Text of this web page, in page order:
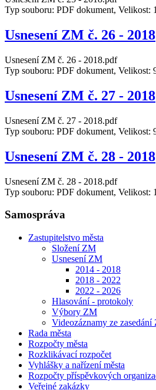
Typ souboru: PDF dokument, Velikost:
Usnesení ZM č. 26 - 2018
Usnesení ZM č. 26 - 2018.pdf
Typ souboru: PDF dokument, Velikost:
Usnesení ZM č. 27 - 2018
Usnesení ZM č. 27 - 2018.pdf
Typ souboru: PDF dokument, Velikost:
Usnesení ZM č. 28 - 2018
Usnesení ZM č. 28 - 2018.pdf
Typ souboru: PDF dokument, Velikost:
Samospráva
Zastupitelstvo města
Složení ZM
Usnesení ZM
2014 - 2018
2018 - 2022
2022 - 2026
Hlasování - protokoly
Výbory ZM
Videozáznamy ze zasedání
Rada města
Rozpočty města
Rozklikávací rozpočet
Vyhlášky a nařízení města
Rozpočty příspěvkových
Veřejné zakázky